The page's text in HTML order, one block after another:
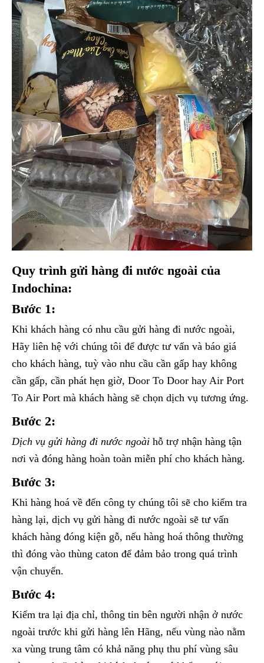
Quy trình gửi hàng đi nước ngoài của
Indochina:
Bước 1:
Khi khách hàng có nhu cầu gửi hàng đi nước ngoài,
Hãy liên hệ với chúng tôi để được tư vấn và báo giá
cho khách hàng, tuỳ vào nhu cầu cần gấp hay không
cần gấp, cần phát hẹn giờ, Door To Door hay Air Port
To Air Port mà khách hàng sẽ chọn dịch vụ tương ứng.
Bước 2:
Dịch vụ gửi hàng đi nước ngoài hỗ trợ nhận hàng tận
nơi và đóng hàng hoàn toàn miễn phí cho khách hàng.
Bước 3:
Khi hàng hoá về đến công ty chúng tôi sẽ cho kiểm tra
hàng lại, dịch vụ gửi hàng đi nước ngoài sẽ tư vấn
khách hàng đóng kiện gỗ, nếu hàng hoá thông thường
thì đóng vào thùng caton để đảm bảo trong quá trình
vận chuyển.
Bước 4:
Kiểm tra lại địa chỉ, thông tin bên người nhận ở nước
ngoài trước khi gửi hàng lên Hãng, nếu vùng nào nằm
xa vùng trung tâm có khả năng phụ thu phí vùng sâu